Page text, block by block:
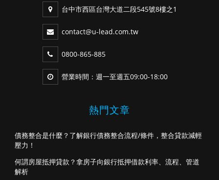
台中市西區台灣大道二段545號8樓之1
contact@u-lead.com.tw
0800-865-885
營業時間：週一至週五09:00-18:00
熱門文章
債務整合是什麼？了解銀行債務整合流程/條件，整合貸款減輕
壓力！
何謂房屋抵押貸款？拿房子向銀行抵押借款利率、流程、管道
解析